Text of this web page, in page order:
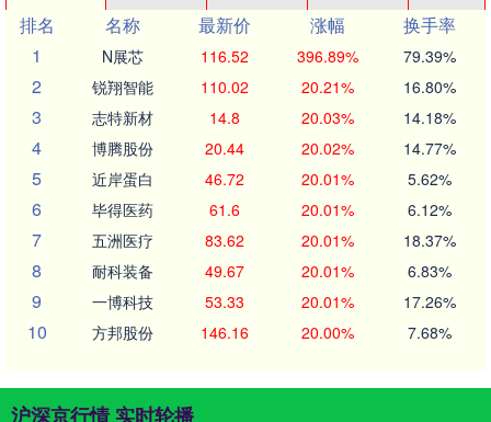
排名
名称 最新价 涨幅
换手率
1
N展芯 116.52 396.89% 79.39%
2 锐翔智能 110.02 20.21% 16.80%
3 志特新材 14.8 20.03% 14.18%
4 博腾股份 20.44 20.02% 14.77%
5 近岸蛋白 46.72 20.01% 5.62%
6 毕得医药 61.6 20.01% 6.12%
7 五洲医疗 83.62 20.01% 18.37%
8 耐科装备 49.67 20.01% 6.83%
9 一博科技 53.33 20.01% 17.26%
10 方邦股份 146.16 20.00% 7.68%
沪深京行情 实时轮播